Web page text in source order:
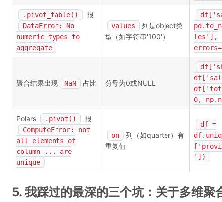
.pivot_table() 报
DataError: No
numeric types to
aggregate
values
列是object类
型（如字符串'100'）
les'],
聚合结果出现 NaN 占比 分母为0或NULL
0,
Polars .pivot() 报
ComputeError: not
all elements of
column ... are
unique
on
列（如quarter）有
重复值
df =
'])
5. 我踩过的最深的三个坑：关于多维聚